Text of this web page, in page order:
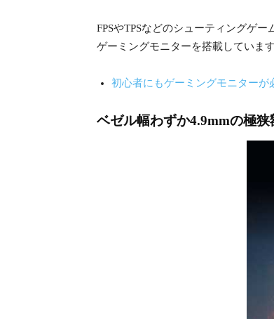
FPSやTPSなどのシューティングゲ
ゲーミングモニターを搭載しています
初心者にもゲーミングモニターが
ベゼル幅わずか4.9mmの極